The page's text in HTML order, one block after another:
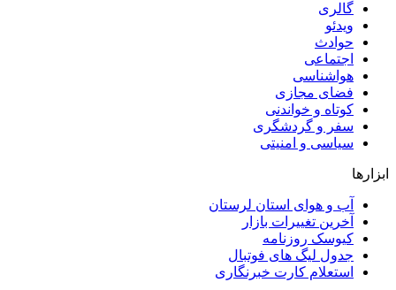
گالری
ویدئو
حوادث
اجتماعی
هواشناسی
فضای مجازی
کوتاه و خواندنی
سفر و گردشگری
سیاسی و امنیتی
ابزارها
آب و هوای استان لرستان
آخرین تغییرات بازار
کیوسک روزنامه
جدول لیگ های فوتبال
استعلام کارت خبرنگاری